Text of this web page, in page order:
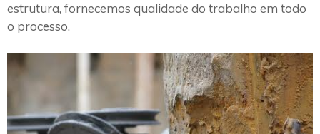
estrutura, fornecemos qualidade do trabalho em todo
o processo.